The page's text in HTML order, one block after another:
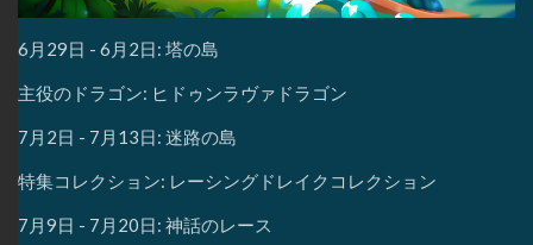
6月29日 - 6月2日: 塔の島
主役のドラゴン: ヒドゥンラヴァドラゴン
7月2日 - 7月13日: 迷路の島
特集コレクション: レーシングドレイクコレクション
7月9日 - 7月20日: 神話のレース